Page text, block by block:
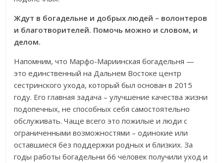
Ждут в богадельне и добрых людей – волонтеров
и благотворителей. Помочь можно и словом, и
делом.
Напомним, что Марфо-Мариинская богадельня —
это единственный на Дальнем Востоке центр
сестринского ухода, который был основан в 2015
году. Его главная задача – улучшение качества жизни
подопечных, не способных себя самостоятельно
обслуживать. Чаще всего это пожилые и люди с
ограниченными возможностями – одинокие или
оставшиеся без поддержки родных и близких. За
годы работы богадельни 66 человек получили уход и